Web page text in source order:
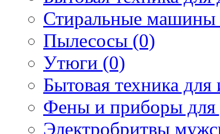
Стиральные машины
Пылесосы (0)
Утюги (0)
Бытовая техника
Фены и приборы для
Электробритвы